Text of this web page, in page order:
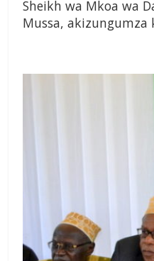
Sheikh wa Mkoa wa
Mussa, akizungumza